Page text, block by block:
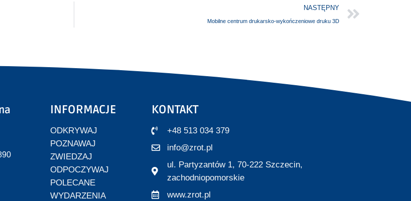
NASTĘPNY
Mobilne centrum drukarsko-wykończeniowe druku 3D
INFORMACJE
ODKRYWAJ
POZNAWAJ
ZWIEDZAJ
ODPOCZYWAJ
POLECANE
WYDARZENIA
KONTAKT
+48 513 034 379
info@zrot.pl
ul. Partyzantów 1, 70-222 Szczecin,
zachodniopomorskie
www.zrot.pl